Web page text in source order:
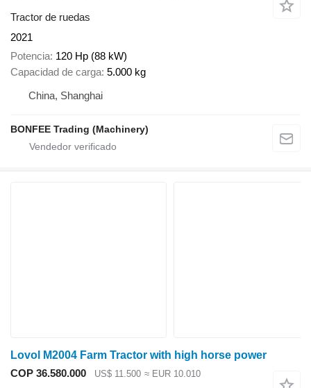
Tractor de ruedas
2021
Potencia 120 Hp (88 kW)
Capacidad de carga 5.000 kg
China, Shanghai
BONFEE Trading (Machinery)
Lovol M2004 Farm Tractor with high horse power
COP 36.580.000
US$ 11.500 ≈ EUR 10.010